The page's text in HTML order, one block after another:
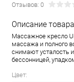
Отзывов: 0
Описание
Массажное кресло
массажа и полного
снимают усталость
бессонницей,
Цвет: